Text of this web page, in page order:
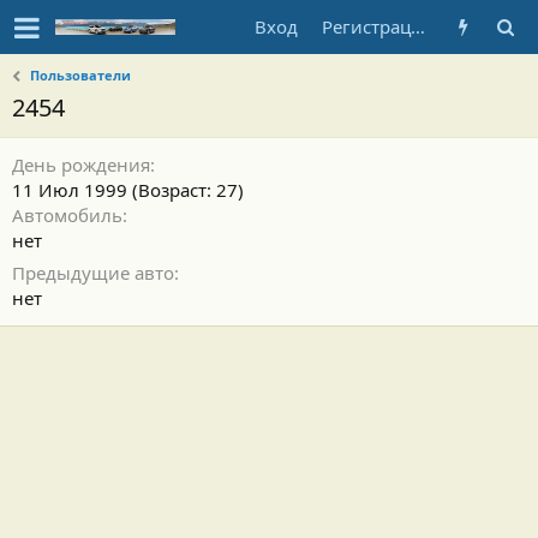
Вход Регистрация
Пользователи
2454
День рождения
11 Июл 1999 (Возраст: 27)
Автомобиль
нет
Предыдущие авто
нет